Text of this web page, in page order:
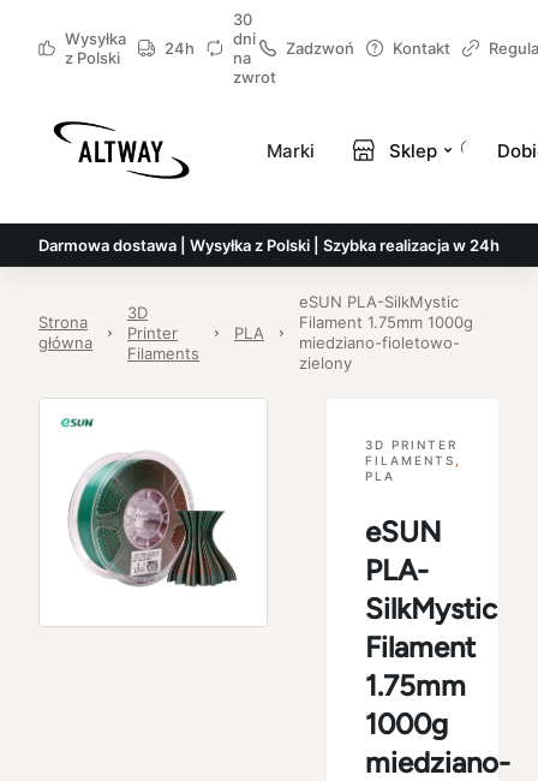
Wysyłka
z Polski
24h
30
dni
na
zwrot
Zadzwoń Kontakt
Marki Sklep
Darmowa dostawa | Wysyłka z Polski | Szybka realizacja w 24h
Strona
główna
3D
Printer
Filaments
PLA
eSUN PLA-SilkMystic
Filament 1.75mm 1000g
miedziano-fioletowo-
zielony
3D PRINTER
FILAMENTS
PLA
eSUN
PLA-
SilkMystic
Filament
1.75mm
1000g
miedziano-